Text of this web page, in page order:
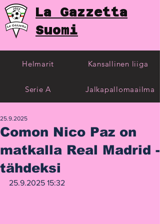
La Gazzetta
Suomi
Helmarit
Serie A
Kansallinen liiga
Jalkapallomaailma
Comon Nico Paz on
matkalla Real Madrid -
tähdeksi
25.9.2025
25.9.2025 15:32